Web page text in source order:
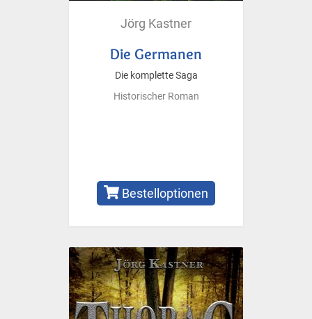
Jörg Kastner
Die Germanen
Die komplette Saga
Historischer Roman
Bestelloptionen